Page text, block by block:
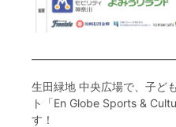
生田緑地 中央広場で、子ど
ト「En Globe Sports &
す！